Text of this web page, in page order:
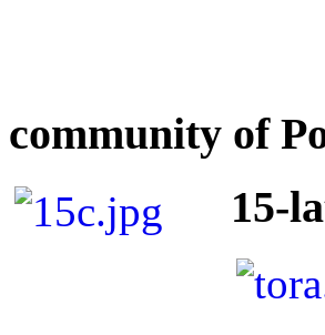
community of
15-